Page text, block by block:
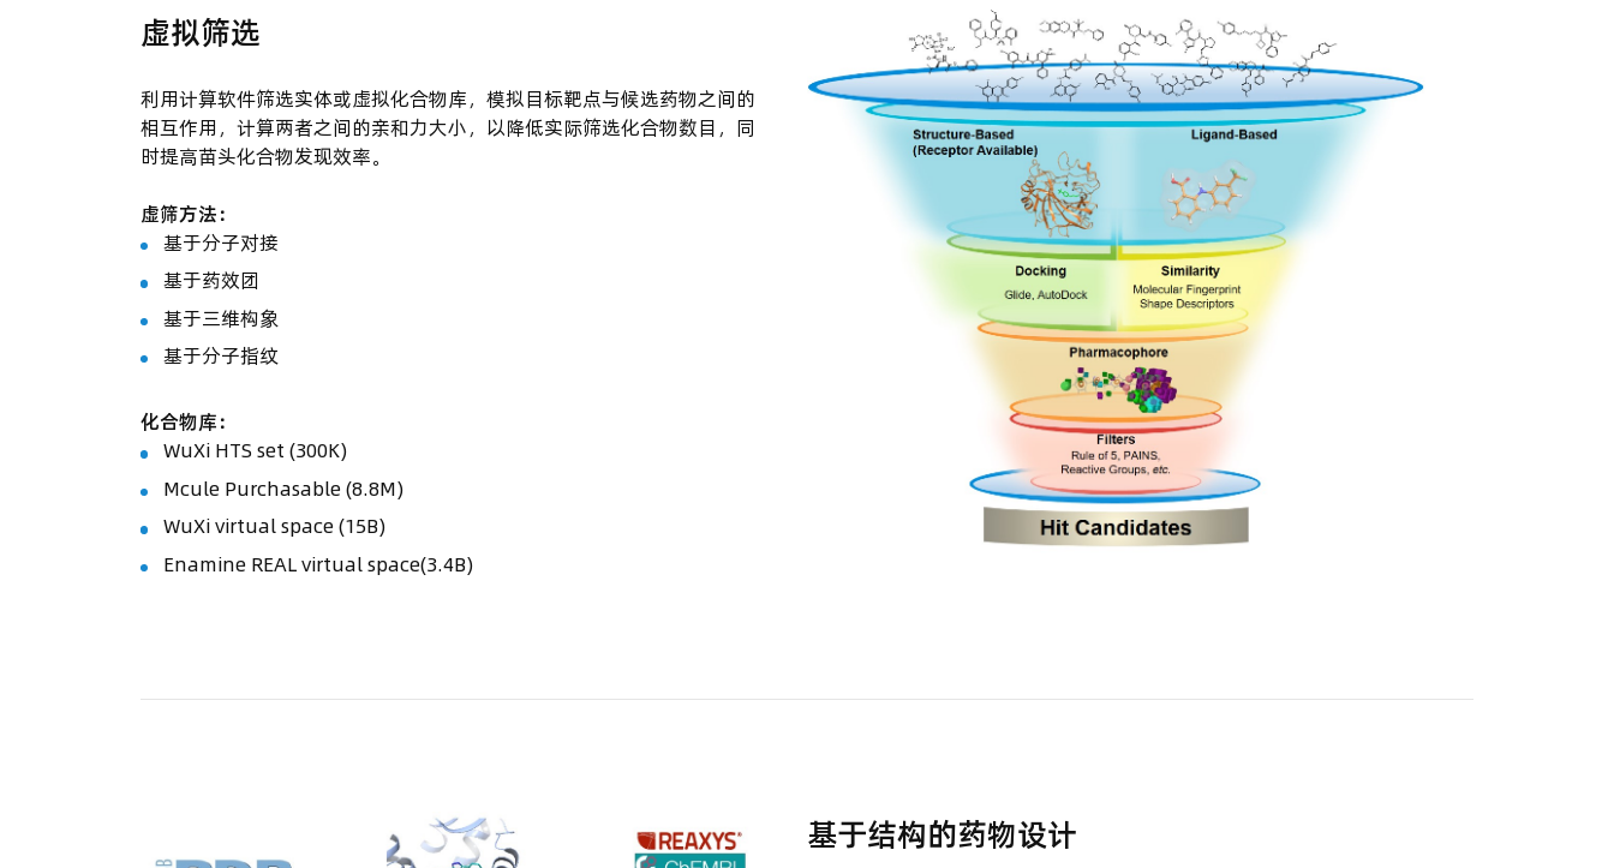
虚拟筛选
利用计算软件筛选实体或虚拟化合物库，模拟目标靶点与候选药物之间的
相互作用，计算两者之间的亲和力大小，以降低实际筛选化合物数目，同
时提高苗头化合物发现效率。
虚筛方法：
基于分子对接
基于药效团
基于三维构象
基于分子指纹
化合物库：
WuXi HTS set (300K)
Mcule Purchasable (8.8M)
WuXi virtual space (15B)
Enamine REAL virtual space(3.4B)
基于结构的药物设计